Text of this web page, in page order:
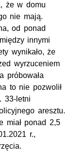
że w domu
nie mają.
od ponad
innymi
wynikało, że
wyrzuceniem
próbowała
to nie pozwolił
33-letni
aresztu.
miał ponad 2,5
r.,